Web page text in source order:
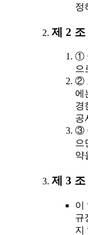
정
제 2
①
으
②
에
경
공
③
으
약
제 3
이
규
지